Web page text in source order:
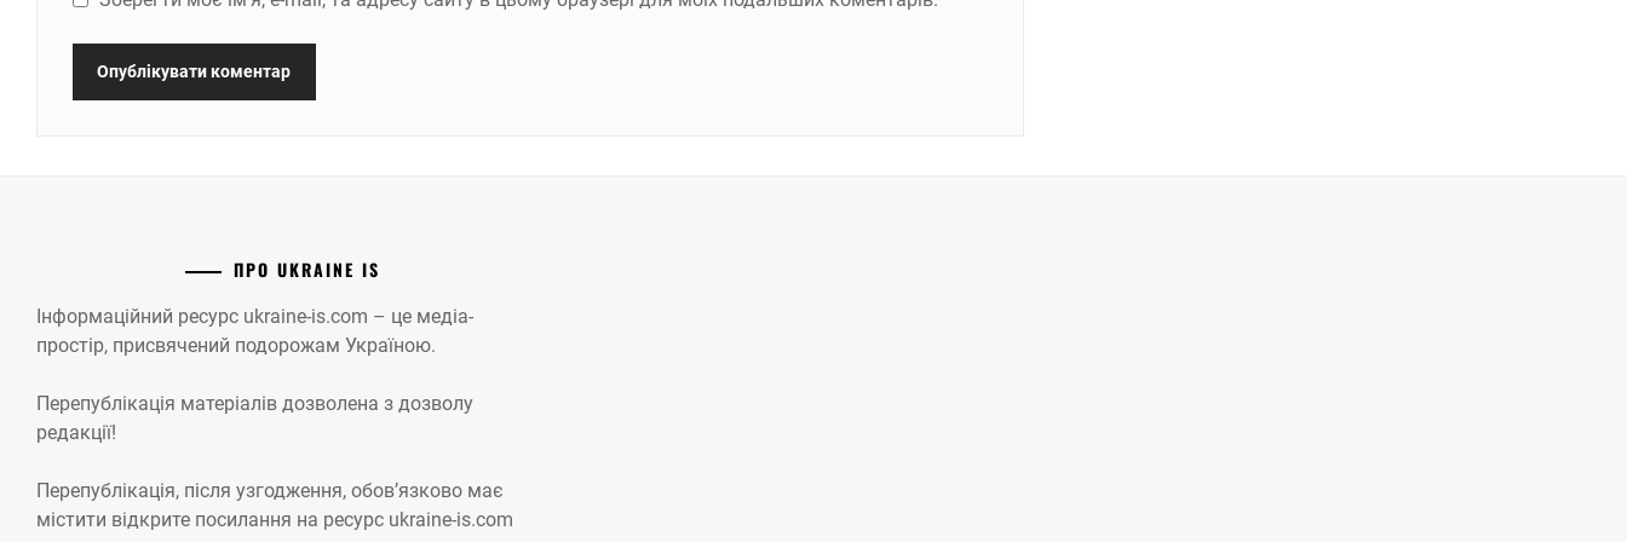
ПРО UKRAINE IS
Інформаційний ресурс ukraine-is.com – це медіа-
простір, присвячений подорожам Україною.
Перепублікація матеріалів дозволена з дозволу
редакції!
Перепублікація, після узгодження, обов’язково має
містити відкрите посилання на ресурс ukraine-is.com